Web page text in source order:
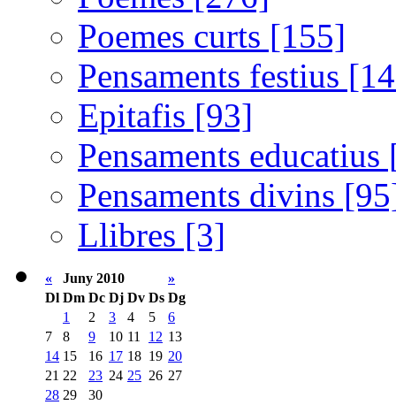
Poemes curts [155]
Pensaments festius
Epitafis [93]
Pensaments
Pensaments divins
Llibres [3]
« Juny 2010
»
Dl Dm Dc Dj Dv Ds Dg
1
2 3 4 5
6
7
8 9 10 11 12 13
14 15 16 17 18 19 20
21 22 23 24 25 26 27
28 29 30